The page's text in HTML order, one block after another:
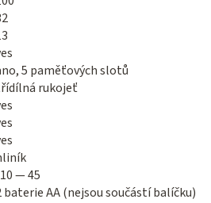
5 paměťových slotů
rukojeť
— 45
baterie AA (nejsou součástí balíčku)